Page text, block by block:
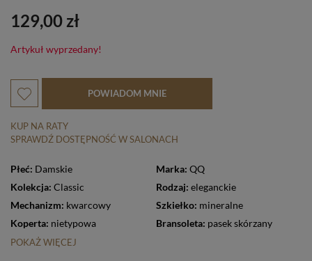
129,00 zł
Artykuł wyprzedany!
POWIADOM MNIE
KUP NA RATY
SPRAWDŹ DOSTĘPNOŚĆ W SALONACH
Płeć: Damskie Marka: QQ
Kolekcja: Classic Rodzaj: eleganckie
Mechanizm: kwarcowy Szkiełko: mineralne
Koperta: nietypowa Bransoleta: pasek skórzany
POKAŻ WIĘCEJ